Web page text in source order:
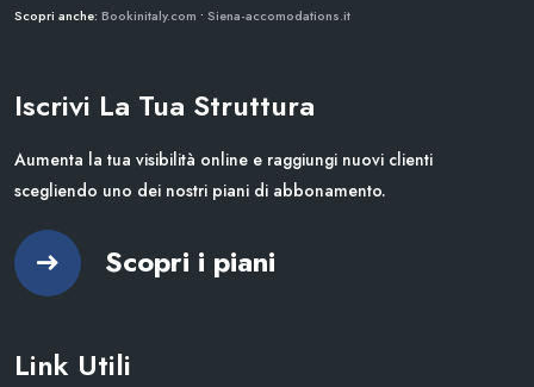
Scopri anche: Bookinitaly.com • Siena-accomodations.it
Iscrivi La Tua Struttura
Aumenta la tua visibilità online e raggiungi nuovi clienti
scegliendo uno dei nostri piani di abbonamento.
Scopri i piani
Link Utili